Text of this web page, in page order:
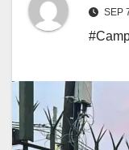
SEP